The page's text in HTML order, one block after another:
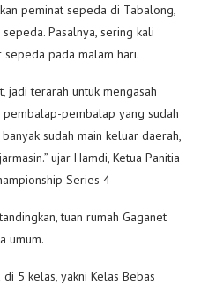
peminat sepeda di Tabalong,
Pasalnya, sering kali
pada malam hari.
jadi terarah untuk mengasah
pembalap yang sudah
sudah main keluar daerah,
ujar Hamdi, Ketua Panitia
Series 4
tuan rumah Gaganet
umum.
5 kelas, yakni Kelas Bebas